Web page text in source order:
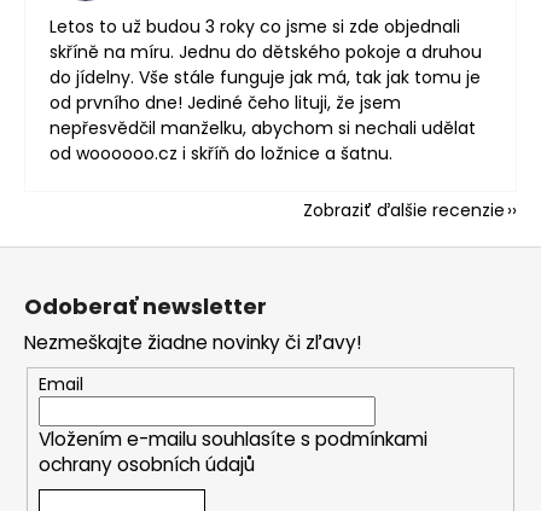
Letos to už budou 3 roky co jsme si zde objednali
skříně na míru. Jednu do dětského pokoje a druhou
do jídelny. Vše stále funguje jak má, tak jak tomu je
od prvního dne! Jediné čeho lituji, že jsem
nepřesvědčil manželku, abychom si nechali udělat
od woooooo.cz i skříň do ložnice a šatnu.
Zobraziť ďalšie recenzie
Z
Odoberať newsletter
Nezmeškajte žiadne novinky či zľavy!
Email
Vložením e-mailu souhlasíte s podmínkami
ochrany osobních údajů